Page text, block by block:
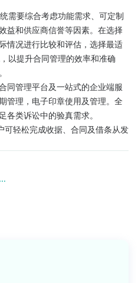
需要综合考虑功能需求、可定制
益和供应商信誉等因素。在选择
情况进行比较和评估，选择最适
以提升合同管理的效率和准确
同管理平台及一站式的企业端服
管理，电子印章使用及管理。全
各类诉讼中的验真需求。
轻松完成收据、合同及借条从发